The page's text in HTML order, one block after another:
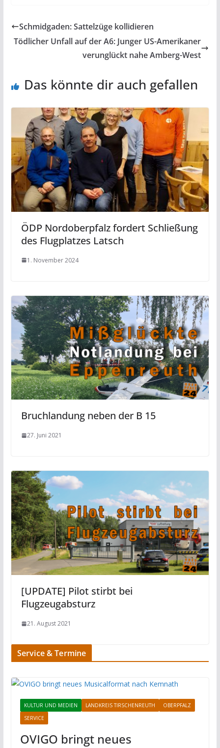
Schmidgaden: Sattelzüge kollidieren
Tödlicher Unfall auf der A6: Junger US-Amerikaner
verunglückt nahe Amberg-West
Das könnte dir auch gefallen
ÖDP Nordoberpfalz fordert Schließung
des Flugplatzes Latsch
1. November 2024
Bruchlandung neben der B 15
27. Juni 2021
[UPDATE] Pilot stirbt bei
Flugzeugabsturz
21. August 2021
Service & Termine
KULTUR UND MEDIEN LANDKREIS TIRSCHENREUTH
OBERPFALZ
SERVICE
OVIGO bringt neues